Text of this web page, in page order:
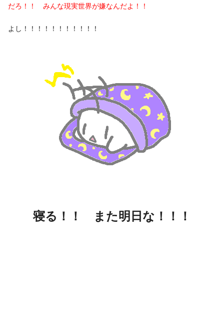
だろ！！ みんな現実世界が嫌なんだよ！！
よし！！！！！！！！！！！
寝る！！ また明日な！！！